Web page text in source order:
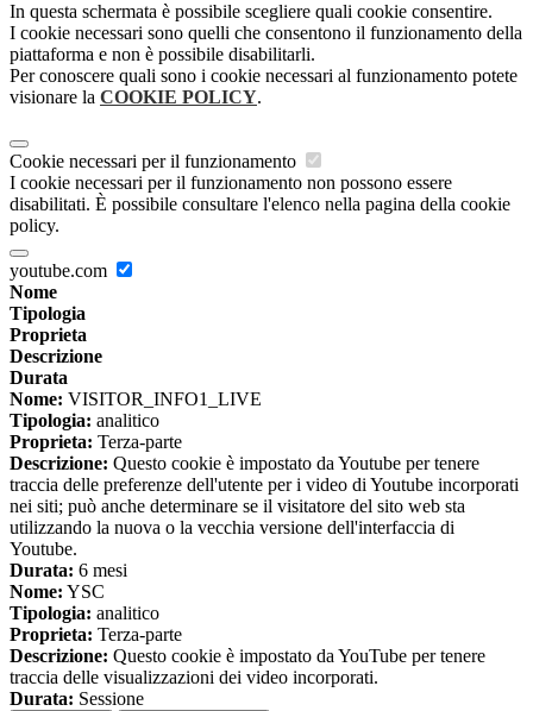
In questa schermata è possibile scegliere quali cookie consentire.
I cookie necessari sono quelli che consentono il funzionamento della
piattaforma e non è possibile disabilitarli.
Per conoscere quali sono i cookie necessari al funzionamento potete
visionare la COOKIE POLICY.
Cookie necessari per il funzionamento
I cookie necessari per il funzionamento non possono essere
disabilitati. È possibile consultare l'elenco nella pagina della cookie
policy.
youtube.com
Nome
Tipologia
Proprieta
Descrizione
Durata
Nome: VISITOR_INFO1_LIVE
Tipologia: analitico
Proprieta: Terza-parte
Descrizione: Questo cookie è impostato da Youtube per tenere
traccia delle preferenze dell'utente per i video di Youtube incorporati
nei siti; può anche determinare se il visitatore del sito web sta
utilizzando la nuova o la vecchia versione dell'interfaccia di
Youtube.
Durata: 6 mesi
Nome: YSC
Tipologia: analitico
Proprieta: Terza-parte
Descrizione: Questo cookie è impostato da YouTube per tenere
traccia delle visualizzazioni dei video incorporati.
Durata: Sessione